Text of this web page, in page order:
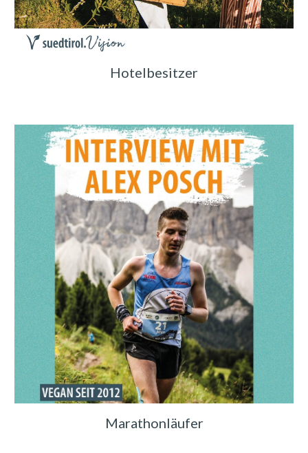
Hotelbesitzer
Marathonläufer